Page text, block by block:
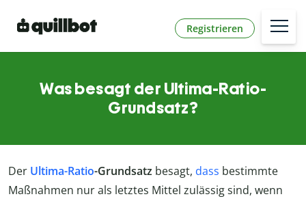
Registrieren
Was besagt der Ultima-Ratio-
Grundsatz?
Der Ultima-Ratio-Grundsatz besagt, dass bestimmte
Maßnahmen nur als letztes Mittel zulässig sind, wenn